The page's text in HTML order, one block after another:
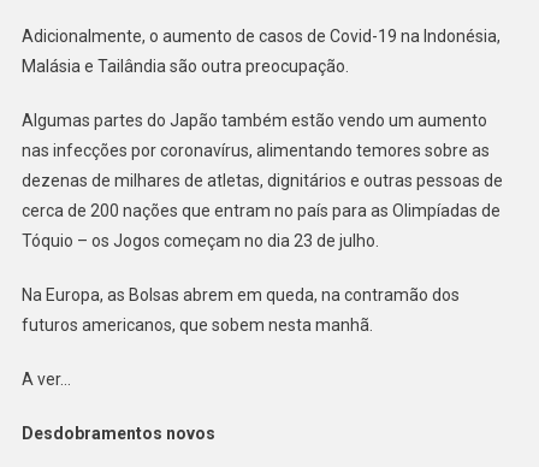
Adicionalmente, o aumento de casos de Covid-19 na Indonésia,
Malásia e Tailândia são outra preocupação.
Algumas partes do Japão também estão vendo um aumento
nas infecções por coronavírus, alimentando temores sobre as
dezenas de milhares de atletas, dignitários e outras pessoas de
cerca de 200 nações que entram no país para as Olimpíadas de
Tóquio – os Jogos começam no dia 23 de julho.
Na Europa, as Bolsas abrem em queda, na contramão dos
futuros americanos, que sobem nesta manhã.
A ver…
Desdobramentos novos